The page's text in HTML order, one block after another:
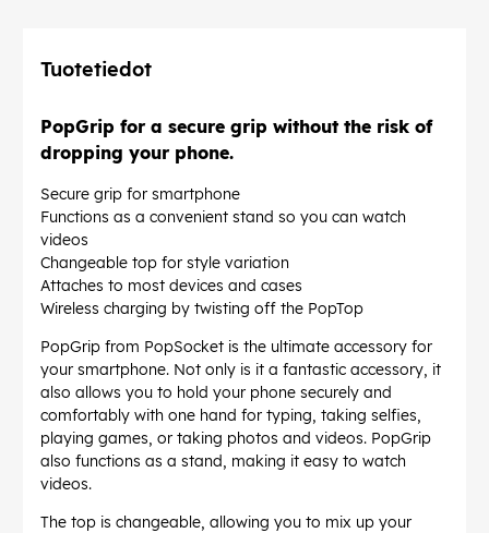
Tuotetiedot
PopGrip for a secure grip without the risk of
dropping your phone.
Secure grip for smartphone
Functions as a convenient stand so you can watch
videos
Changeable top for style variation
Attaches to most devices and cases
Wireless charging by twisting off the PopTop
PopGrip from PopSocket is the ultimate accessory for
your smartphone. Not only is it a fantastic accessory, it
also allows you to hold your phone securely and
comfortably with one hand for typing, taking selfies,
playing games, or taking photos and videos. PopGrip
also functions as a stand, making it easy to watch
videos.
The top is changeable, allowing you to mix up your